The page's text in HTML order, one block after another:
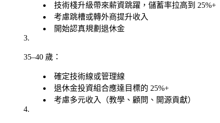
技術棧升級帶來薪資跳躍，儲蓄率拉高到 25%+
考慮跳槽或轉外商提升收入
開始認真規劃退休金
35–40 歲 ：
確定技術線或管理線
退休金投資組合應達目標的 25%+
考慮多元收入（教學、顧問、開源貢獻）